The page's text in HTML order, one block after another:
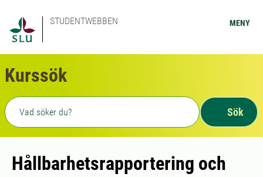
STUDENTWEBBEN MENY
Kurssök
Fritext sökning
Sök
Hållbarhetsrapportering och